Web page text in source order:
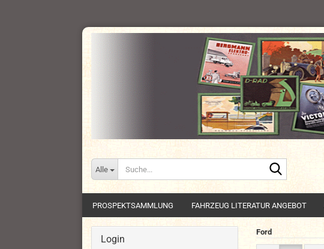
Alle
PROSPEKTSAMMLUNG FAHRZEUG LITERATUR ANGEBOT
Ford
Login